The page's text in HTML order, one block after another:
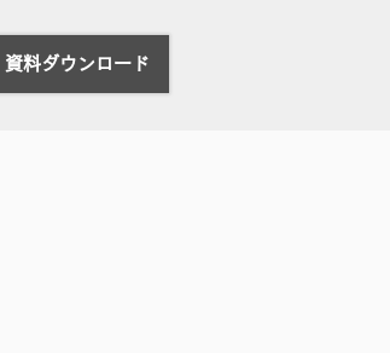
資料ダウンロード